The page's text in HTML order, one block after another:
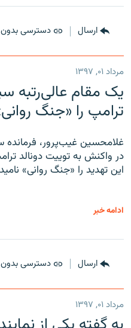
ارسال دسترسی
مرداد ۰۱, ۱۳۹۷
یک مقام عالی‌رتبه
ترامپ را «جنگ
غلامحسین غیب‌پرور،
در واکنش به توییت دونالد
این تهدید را «جنگ روانی»
ادامه خبر
ارسال دسترسی
مرداد ۰۱, ۱۳۹۷